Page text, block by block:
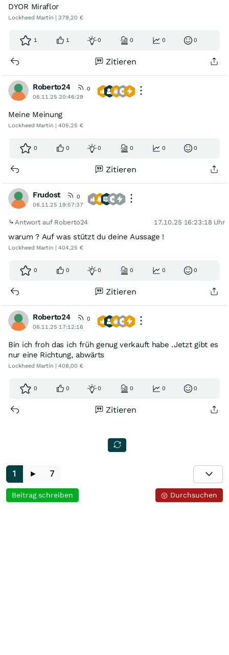
DYOR Miraflor
Lockheed Martin | 379,20 €
1 1 0 0 0 0
Zitieren
Roberto24
0
06.11.25 20:46:29
Meine Meinung
Lockheed Martin | 405,25 €
0 0 0 0 0 0
Zitieren
Frudost
0
06.11.25 19:57:37
Antwort auf Roberto24 17.10.25 16:23:18 Uhr
warum ? Auf was stützt du deine Aussage !
Lockheed Martin | 404,25 €
0 0 0 0 0 0
Zitieren
Roberto24
0
06.11.25 17:12:16
Bin ich froh das ich früh genug verkauft habe .Jetzt gibt es
nur eine Richtung, abwärts
Lockheed Martin | 408,00 €
0 0 0 0 0 0
Zitieren
1 ► 7
Durchsuchen
Beitrag schreiben